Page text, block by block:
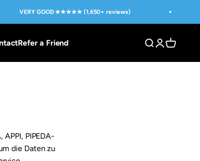
VERY GOOD ★★★★★ (1,650+ reviews)
Refer a Friend Open search
OpenOpen
PIPEDA-
die Daten zu